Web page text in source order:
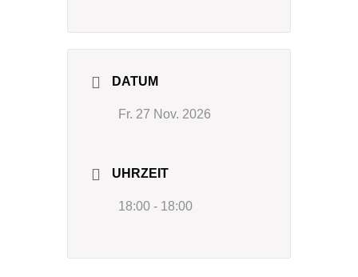
DATUM
Fr. 27 Nov. 2026
UHRZEIT
18:00 - 18:00